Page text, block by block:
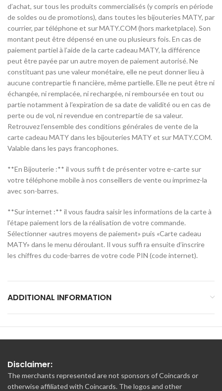
d’achat, sur tous les produits commercialisés (y compris en période
de soldes ou de promotions), dans toutes les bijouteries MATY, par
courrier, par téléphone et sur MATY.COM (hors marketplace). Son
montant peut être dépensé en une ou plusieurs fois. En cas de
paiement partiel à l’aide de la carte cadeau MATY, la différence
peut être payée par un autre moyen de paiement autorisé. Ne
constituant pas une valeur monétaire, elle ne peut donner lieu à
aucune contrepartie fi nancière, même partielle. Elle ne peut être ni
échangée, ni remplacée, ni rechargée, ni remboursée en tout ou
partie notamment à l’expiration de sa date de validité ou en cas de
perte ou de vol, ni revendue en contrepartie de sa valeur.
Retrouvez l’ensemble des conditions générales de vente de la
carte cadeau MATY dans les bijouteries MATY et sur MATY.COM.
Valable dans les pays francophones.
**En Bijouterie :** il vous suffi t de présenter votre e-carte sur
votre téléphone mobile à nos conseillers de vente ou imprimez-la
avec son-barres.
**Sur internet :** il vous faudra saisir les informations de la carte à
l’étape paiement lors de la réalisation de votre commande.
Sélectionner «autres moyens de paiement» puis «Carte cadeau
MATY» dans le menu déroulant. Il vous suffi ra ensuite d’inscrire
les chiffres du code-barres de votre code PIN (code internet).
ADDITIONAL INFORMATION
Disclaimer:
The merchants represented are not sponsors of Coincards or
otherwise affiliated with Coincards. The logos and other